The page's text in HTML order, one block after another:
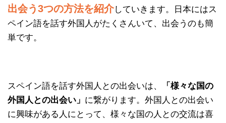
出会う3つの方法を紹介していきます。日本にはス
ペイン語を話す外国人がたくさんいて、出会うのも簡
単です。
スペイン語を話す外国人との出会いは、
「様々な国の
外国人との出会い」 に繋がります。外国人との出会い
に興味がある人にとって、様々な国の人との交流は喜